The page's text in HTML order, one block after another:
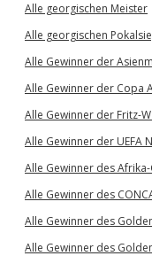
Alle georgischen Meister
Alle georgischen
Alle Gewinner der
Alle Gewinner der Copa
Alle Gewinner der Fritz-
Alle Gewinner der UEFA
Alle Gewinner des
Alle Gewinner des
Alle Gewinner des
Alle Gewinner des